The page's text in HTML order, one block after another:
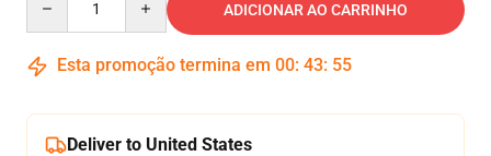
ADICIONAR AO CARRINHO
Esta promoção termina em 00: 43: 54
Deliver to United States